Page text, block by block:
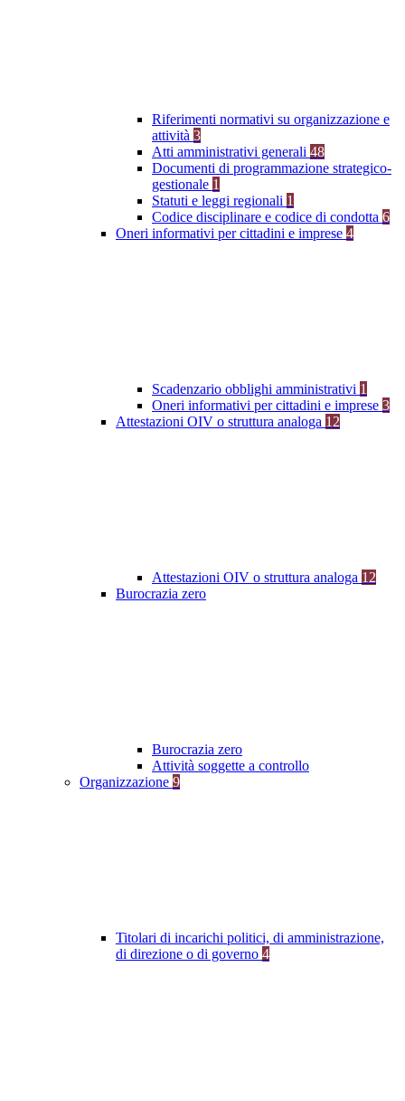
Riferimenti normativi su organizzazione e
attività 3
Atti amministrativi generali 48
Documenti di programmazione strategico-
gestionale 1
Statuti e leggi regionali 1
Codice disciplinare e codice di condotta 6
Oneri informativi per cittadini e imprese 4
Scadenzario obblighi amministrativi 1
Oneri informativi per cittadini e imprese 3
Attestazioni OIV o struttura analoga 12
Attestazioni OIV o struttura analoga 12
Burocrazia zero
Burocrazia zero
Attività soggette a controllo
Organizzazione 9
Titolari di incarichi politici, di amministrazione,
di direzione o di governo 4